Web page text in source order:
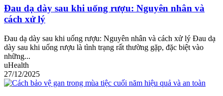
Đau dạ dày sau khi uống rượu: Nguyên nhân và
cách xử lý
Đau dạ dày sau khi uống rượu: Nguyên nhân và cách xử lý Đau dạ
dày sau khi uống rượu là tình trạng rất thường gặp, đặc biệt vào
những...
uHealth
27/12/2025